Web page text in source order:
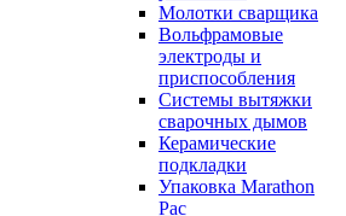
Молотки сварщика
Вольфрамовые
электроды и
приспособления
Системы вытяжки
сварочных дымов
Керамические
подкладки
Упаковка Marathon
Pac